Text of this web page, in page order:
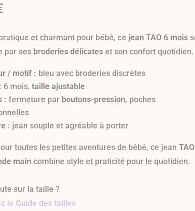
et charmant pour bébé, ce jean TAO 6 mois
par ses broderies délicateset son confort quotidien.
/ motif : bleu avec broderies discrètes
6 mois, taille ajustable
: fermeture par boutons-pression, poches
: jean souple et agréable à porter
toutes les petites aventures de bébé, ce jean TAO
main combine style et praticité pour le quotidien.
sur la taille ?
le Guide des tailles